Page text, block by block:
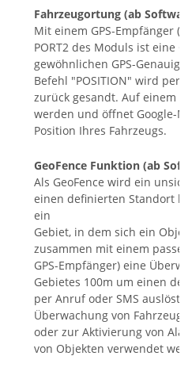
Fahrzeugortung (ab
Mit einem GPS-Empfänger
PORT2 des Moduls ist eine
gewöhnlichen GPS-
Befehl "POSITION" wird per
zurück gesandt. Auf einem
werden und öffnet Google-
Position Ihres Fahrzeugs.
GeoFence Funktion (ab
Als GeoFence wird ein
einen definierten Standort
ein
Gebiet, in dem sich ein
zusammen mit einem
GPS-Empfänger) eine
Gebietes 100m um einen
per Anruf oder SMS auslöst.
Überwachung von
oder zur Aktivierung von
von Objekten verwendet